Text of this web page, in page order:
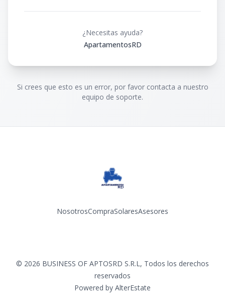
¿Necesitas ayuda?
ApartamentosRD
Si crees que esto es un error, por favor contacta a nuestro
equipo de soporte.
NosotrosCompraSolaresAsesores
© 2026 BUSINESS OF APTOSRD S.R.L, Todos los derechos
reservados
Powered by AlterEstate